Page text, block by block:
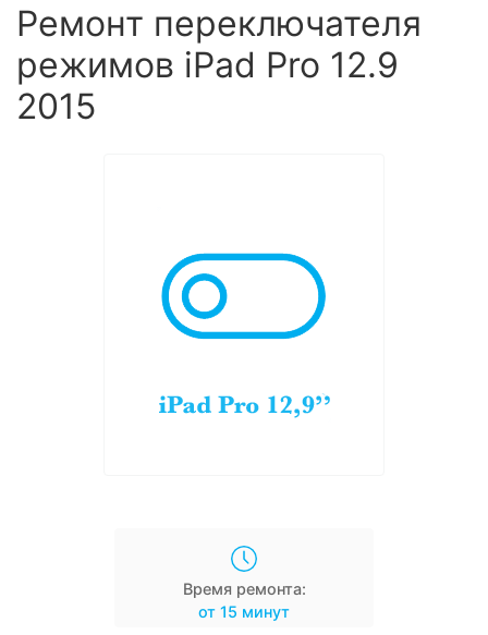
Ремонт переключателя
режимов iPad Pro 12.9
2015
Время ремонта:
от 15 минут